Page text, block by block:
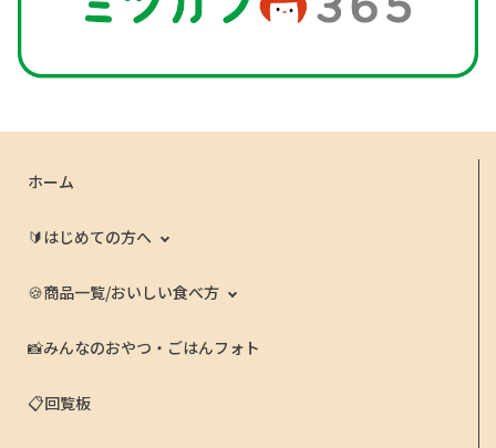
ホーム
🔰はじめての方へ
🍪商品一覧/おいしい食べ方
📸みんなのおやつ・ごはんフォト
📋回覧板